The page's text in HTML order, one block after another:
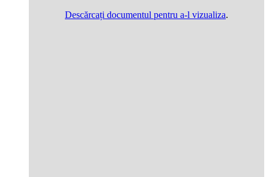
Descărcați documentul pentru a-l vizualiza.